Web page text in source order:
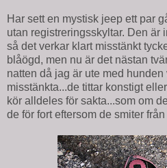
Har sett en mystisk jeep ett par
utan registreringsskyltar. Den är
så det verkar klart misstänkt
blåögd, men nu är det nästan
natten då jag är ute med
misstänkta...de tittar konstigt
kör alldeles för sakta...som om
de för fort eftersom de smiter från